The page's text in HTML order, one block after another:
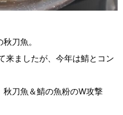
刀魚。
来ましたが、今年は鯖とコン
刀魚＆鯖の魚粉のW攻撃